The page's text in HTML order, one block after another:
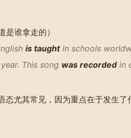
是谁拿走的）
is taughtin schools
This song was recordedin
尤其常见，因为重点在于发生了